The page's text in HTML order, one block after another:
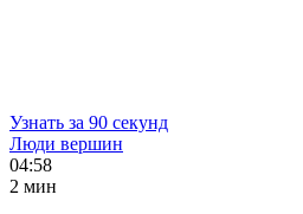
Узнать за 90 секунд
Люди вершин
04:58
2 мин